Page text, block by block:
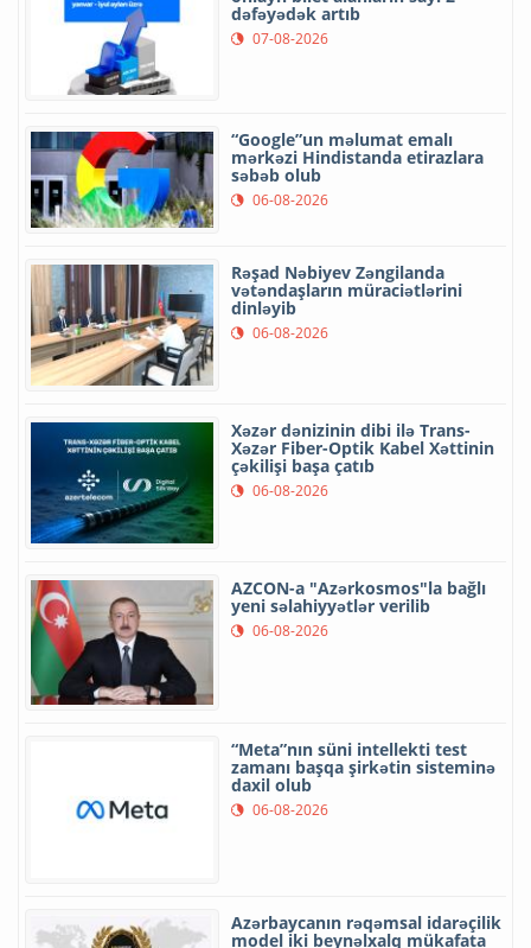
dəfəyədək artıb
07-08-2026
“Google”un məlumat emalı
mərkəzi Hindistanda etirazlara
səbəb olub
06-08-2026
Rəşad Nəbiyev Zəngilanda
vətəndaşların müraciətlərini
dinləyib
06-08-2026
Xəzər dənizinin dibi ilə Trans-
Xəzər Fiber-Optik Kabel Xəttinin
çəkilişi başa çatıb
06-08-2026
AZCON-a "Azərkosmos"la bağlı
yeni səlahiyyətlər verilib
06-08-2026
“Meta”nın süni intellekti test
zamanı başqa şirkətin sisteminə
daxil olub
06-08-2026
Azərbaycanın rəqəmsal idarəçilik
model iki beynəlxalq mükafata